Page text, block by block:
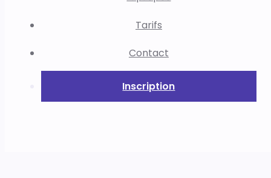
Tarifs
Contact
Inscription